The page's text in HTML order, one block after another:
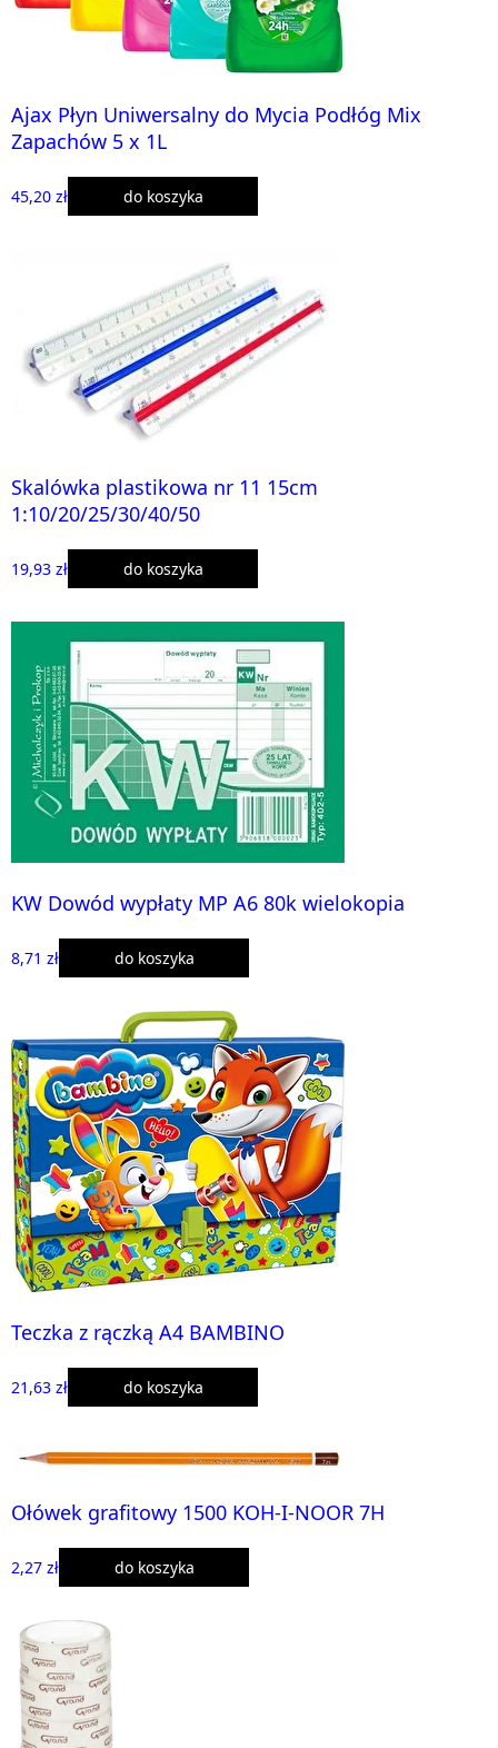
Ajax Płyn Uniwersalny do Mycia Podłóg Mix
Zapachów 5 x 1L
45,20 zł do koszyka
Skalówka plastikowa nr 11 15cm
1:10/20/25/30/40/50
19,93 zł do koszyka
KW Dowód wypłaty MP A6 80k wielokopia
8,71 zł do koszyka
Teczka z rączką A4 BAMBINO
21,63 zł do koszyka
Ołówek grafitowy 1500 KOH-I-NOOR 7H
2,27 zł do koszyka